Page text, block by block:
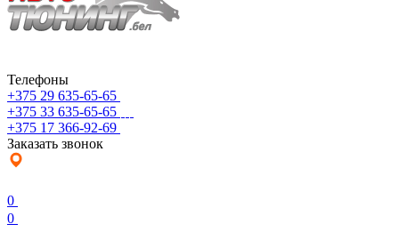
Телефоны
+375 29 635-65-65
+375 33 635-65-65
+375 17 366-92-69
Заказать звонок
0
0